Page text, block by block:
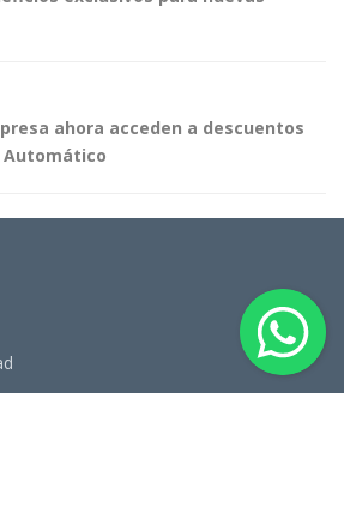
ahora acceden a descuentos
Automático